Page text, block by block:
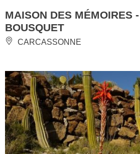
MAISON DES MÉMOIRES
BOUSQUET
CARCASSONNE